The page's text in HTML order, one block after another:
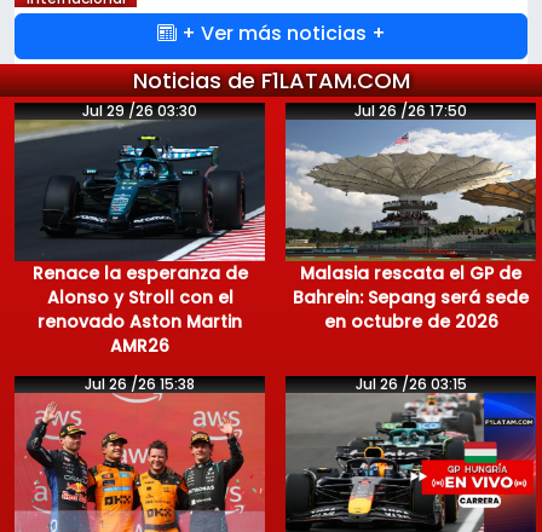
+ Ver más noticias +
Noticias de F1LATAM.COM
Jul 29 /26 03:30
Renace la esperanza de
Alonso y Stroll con el
renovado Aston Martin
AMR26
Jul 26 /26 17:50
Malasia rescata el GP de
Bahrein: Sepang será sede
en octubre de 2026
Jul 26 /26 15:38 Jul 26 /26 03:15